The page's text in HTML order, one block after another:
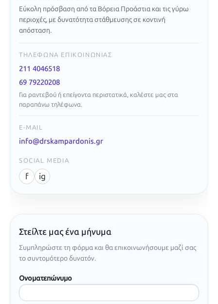
Εύκολη πρόσβαση από τα Βόρεια Προάστια και τις γύρω
περιοχές, με δυνατότητα στάθμευσης σε κοντινή
απόσταση.
ΤΗΛΈΦΩΝΑ ΕΠΙΚΟΙΝΩΝΊΑΣ
211 4046518
69 79220208
Για ραντεβού ή επείγοντα περιστατικά, καλέστε μας στα
παραπάνω τηλέφωνα.
E-MAIL
info@drskampardonis.gr
SOCIAL MEDIA
f ig
Στείλτε μας ένα μήνυμα
Συμπληρώστε τη φόρμα και θα επικοινωνήσουμε μαζί σας
το συντομότερο δυνατόν.
Ονοματεπώνυμο